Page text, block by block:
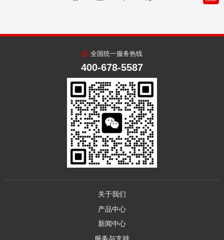
全国统一服务热线
400-678-5587
关于我们
产品中心
新闻中心